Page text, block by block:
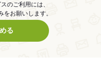
のご利用には、
をお願いします。
る